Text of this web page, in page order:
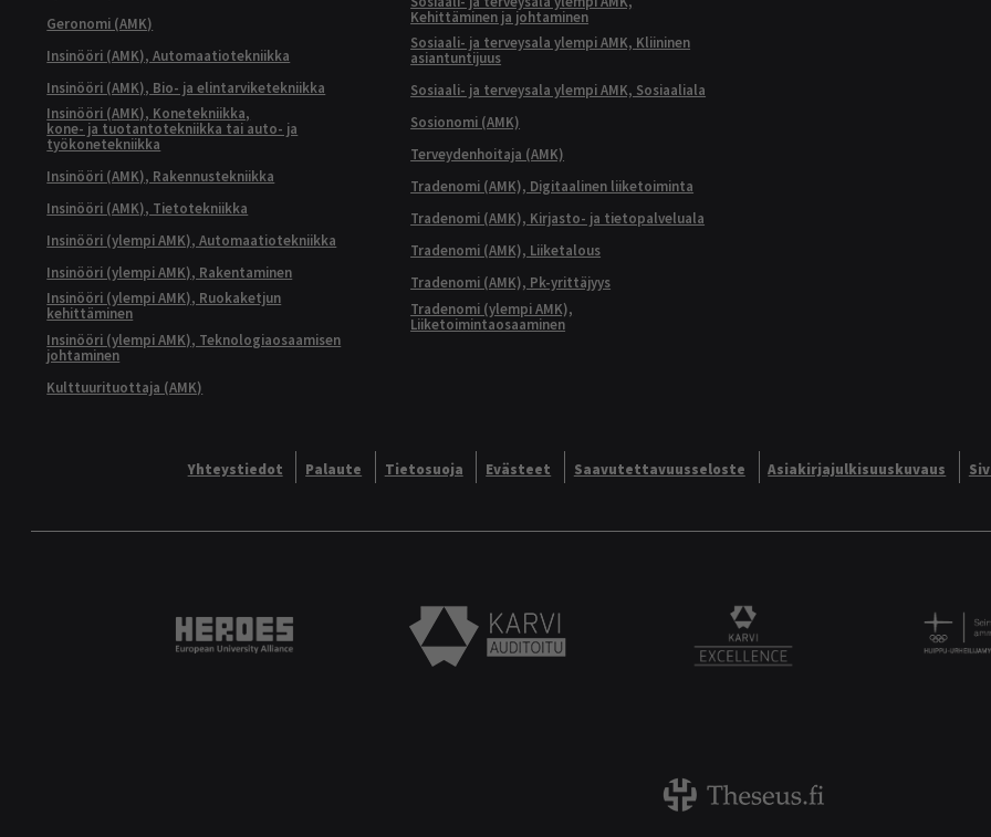
Geronomi (AMK)
Insinööri (AMK), Automaatiotekniikka
Insinööri (AMK), Bio- ja elintarviketekniikka
Insinööri (AMK), Konetekniikka,
kone- ja tuotantotekniikka tai auto- ja
työkonetekniikka
Insinööri (AMK), Rakennustekniikka
Insinööri (AMK), Tietotekniikka
Insinööri (ylempi AMK), Automaatiotekniikka
Insinööri (ylempi AMK), Rakentaminen
Insinööri (ylempi AMK), Ruokaketjun
kehittäminen
Insinööri (ylempi AMK), Teknologiaosaamisen
johtaminen
Kulttuurituottaja (AMK)
Kehittäminen ja johtaminen
Sosiaali- ja terveysala ylempi AMK, Kliininen
asiantuntijuus
Sosiaali- ja terveysala ylempi AMK, Sosiaaliala
Sosionomi (AMK)
Terveydenhoitaja (AMK)
Tradenomi (AMK), Digitaalinen liiketoiminta
Tradenomi (AMK), Kirjasto- ja tietopalveluala
Tradenomi (AMK), Liiketalous
Tradenomi (AMK), Pk-yrittäjyys
Tradenomi (ylempi AMK),
Liiketoimintaosaaminen
Yhteystiedot Palaute Tietosuoja Evästeet Saavutettavuusseloste Asiakirjajulkisuuskuvaus
Heroes European University Alliance logo
Karvi Auditoitu logo KARVI Excellence logo.
Theseus logo